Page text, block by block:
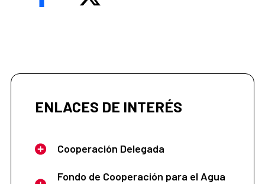
ENLACES DE INTERÉS
Cooperación Delegada
Fondo de Cooperación para el Agua